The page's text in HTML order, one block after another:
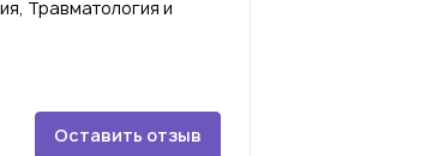
Травматология и
Оставить отзыв